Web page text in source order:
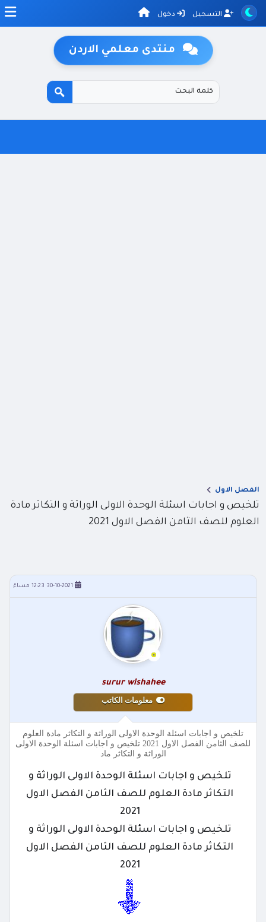
التسجيل دخول
منتدى معلمي الاردن
الفصل الاول
تلخيص و اجابات اسئلة الوحدة الاولى الوراثة و التكاثر مادة
العلوم للصف الثامن الفصل الاول 2021
30-10-2021 12:23 مساءً
surur wishahee
معلومات الكاتب
تلخيص و اجابات اسئلة الوحدة الاولى الوراثة و التكاثر مادة العلوم
للصف الثامن الفصل الاول 2021 تلخيص و اجابات اسئلة الوحدة الاولى
الوراثة و التكاثر ماد
تلخيص و اجابات اسئلة الوحدة الاولى الوراثة و
التكاثر مادة العلوم للصف الثامن الفصل الاول
2021
تلخيص و اجابات اسئلة الوحدة الاولى الوراثة و
التكاثر مادة العلوم للصف الثامن الفصل الاول
2021